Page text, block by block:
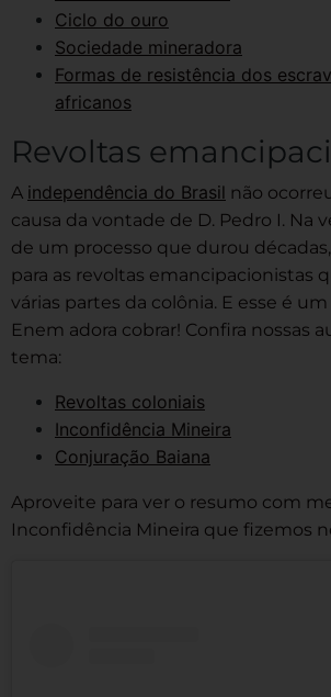
Ciclo do ouro
Sociedade mineradora
Formas de resistência dos
africanos
Revoltas
A independência do Brasil não
causa da vontade de D. Pedro I. Na
de um processo que durou
para as revoltas emancipacionistas
várias partes da colônia. E esse é
Enem adora cobrar! Confira nossas
tema:
Revoltas coloniais
Inconfidência Mineira
Conjuração Baiana
Aproveite para ver o resumo com
Inconfidência Mineira que fizemos